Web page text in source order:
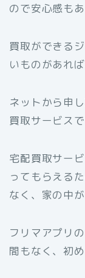
ので安心感もあ
買取ができる
いものがあれ
ネットから申
買取サービスで
宅配買取サー
ってもらえる
なく、家の中
フリマアプリ
間もなく、初